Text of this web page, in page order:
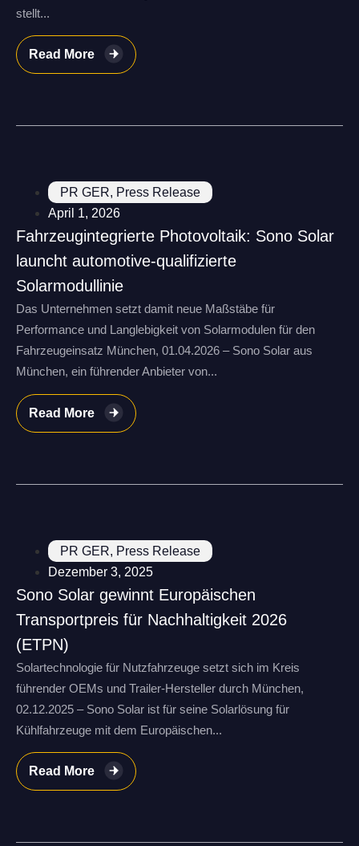
stellt...
Read More
PR GER, Press Release
April 1, 2026
Fahrzeugintegrierte Photovoltaik: Sono Solar
launcht automotive-qualifizierte
Solarmodullinie
Das Unternehmen setzt damit neue Maßstäbe für
Performance und Langlebigkeit von Solarmodulen für den
Fahrzeugeinsatz München, 01.04.2026 – Sono Solar aus
München, ein führender Anbieter von...
Read More
PR GER, Press Release
Dezember 3, 2025
Sono Solar gewinnt Europäischen
Transportpreis für Nachhaltigkeit 2026
(ETPN)
Solartechnologie für Nutzfahrzeuge setzt sich im Kreis
führender OEMs und Trailer-Hersteller durch München,
02.12.2025 – Sono Solar ist für seine Solarlösung für
Kühlfahrzeuge mit dem Europäischen...
Read More